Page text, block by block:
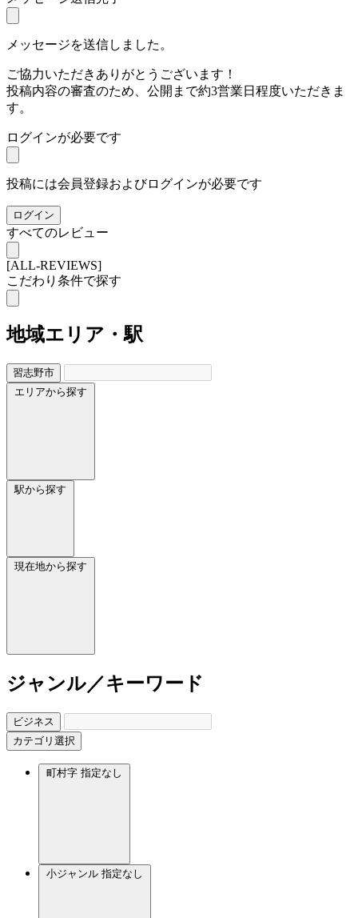
メッセージを送信しました。
ご協力いただきありがとうございます！
投稿内容の審査のため、公開まで約3営業日程度いただきま
す。
ログインが必要です
投稿には会員登録およびログインが必要です
ログイン
すべてのレビュー
[ALL-REVIEWS]
こだわり条件で探す
地域エリア・駅
習志野市
エリアから探す
駅から探す
現在地から探す
ジャンル／キーワード
ビジネス
カテゴリ選択
町村字 指定なし
小ジャンル 指定なし